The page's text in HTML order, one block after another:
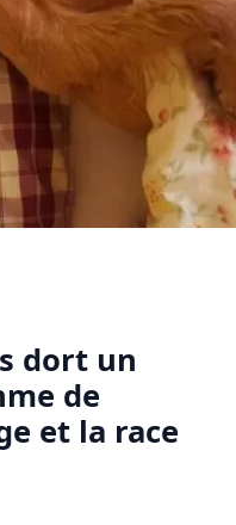
dort un
de
et la race